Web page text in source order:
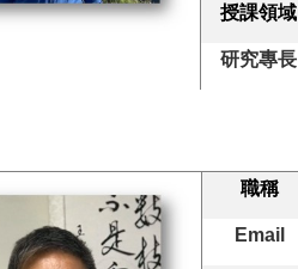
授課領域
研究專長
職稱
Email